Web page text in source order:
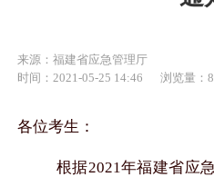
来源：福建省应急管理厅
时间：2021-05-25 14:46
浏览量：
各位考生：
根据2021年福建省应